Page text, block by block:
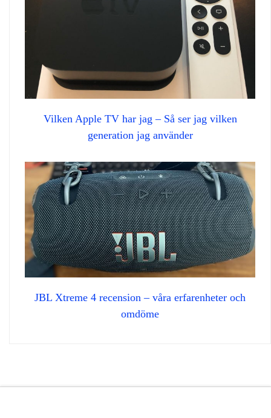
Vilken Apple TV har jag – Så ser jag vilken
generation jag använder
JBL Xtreme 4 recension – våra erfarenheter och
omdöme